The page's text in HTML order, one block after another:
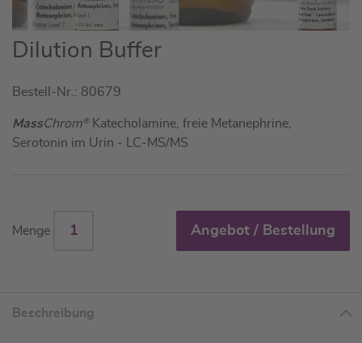
Zum
Anfang
Bildgalerie
springen
Dilution Buffer
Bestell-Nr.: 80679
MassChrom®Katecholamine, freie Metanephrine,
Serotonin im Urin - LC-MS/MS
Menge Angebot / Bestellung
Beschreibung